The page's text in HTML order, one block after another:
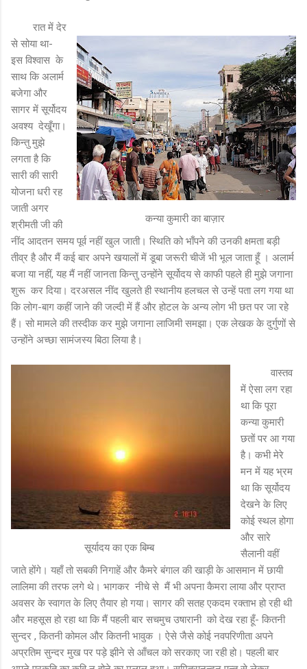
कन्या कुमारी का बाज़ार
रात में देर
से सोया था-
इस विश्वास के
साथ कि अलार्म
बजेगा और
सागर में सूर्योदय
अवश्य देखूँगा।
किन्तु मुझे
लगता है कि
सारी की सारी
योजना धरी रह
जाती अगर
श्रीमती जी की
नींद आदतन समय पूर्व नहीं खुल जाती। स्थिति को भाँपने की उनकी क्षमता बड़ी
तीव्र है और मैं कई बार अपने खयालों में डूबा जरूरी चीजें भी भूल जाता हूँ । अलार्म
बजा या नहीं, यह मैं नहीं जानता किन्तु उन्होंने सूर्योदय से काफी पहले ही मुझे जगाना
शुरू कर दिया। दरअसल नींद खुलते ही स्थानीय हलचल से उन्हें पता लग गया था
कि लोग-बाग कहीं जाने की जल्दी में हैं और होटल के अन्य लोग भी छत पर जा रहे
हैं। सो मामले की तस्दीक कर मुझे जगाना लाजिमी समझा। एक लेखक के दुर्गुणों से
उन्होंने अच्छा सामंजस्य बिठा लिया है।
सूर्यादय का एक बिम्ब
वास्तव
में ऐसा लग रहा
था कि पूरा
कन्या कुमारी
छतों पर आ गया
है। कभी मेरे
मन में यह भ्रम
था कि सूर्योदय
देखने के लिए
कोई स्थल होगा
और सारे
सैलानी वहीं
जाते होंगे। यहाँ तो सबकी निगाहें और कैमरे बंगाल की खाड़ी के आसमान में छायी
लालिमा की तरफ लगे थे। भागकर नीचे से मैं भी अपना कैमरा लाया और प्राप्त
अवसर के स्वागत के लिए तैयार हो गया। सागर की सतह एकदम रक्ताभ हो रही थी
और महसूस हो रहा था कि मैं पहली बार सचमुच उषारानी को देख रहा हूँ- कितनी
सुन्दर , कितनी कोमल और कितनी भावुक । ऐसे जैसे कोई नवपरिणीता अपने
अप्रतिम सुन्दर मुख पर पड़े झीने से आँचल को सरकाए जा रही हो। पहली बार